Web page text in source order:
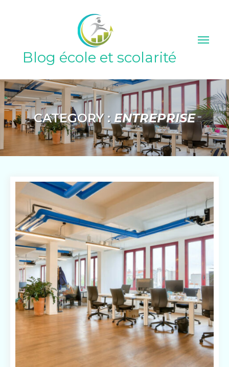
Blog école et scolarité
CATEGORY : ENTREPRISE